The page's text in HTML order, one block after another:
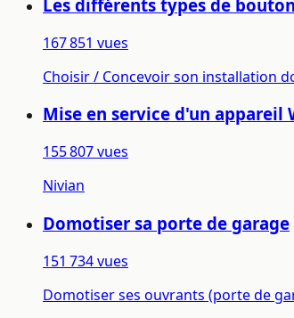
Les différents types de
167 851 vues
Choisir / Concevoir son installation
Mise en service d'un appareil
155 807 vues
Nivian
Domotiser sa porte de garage
151 734 vues
Domotiser ses ouvrants (porte de